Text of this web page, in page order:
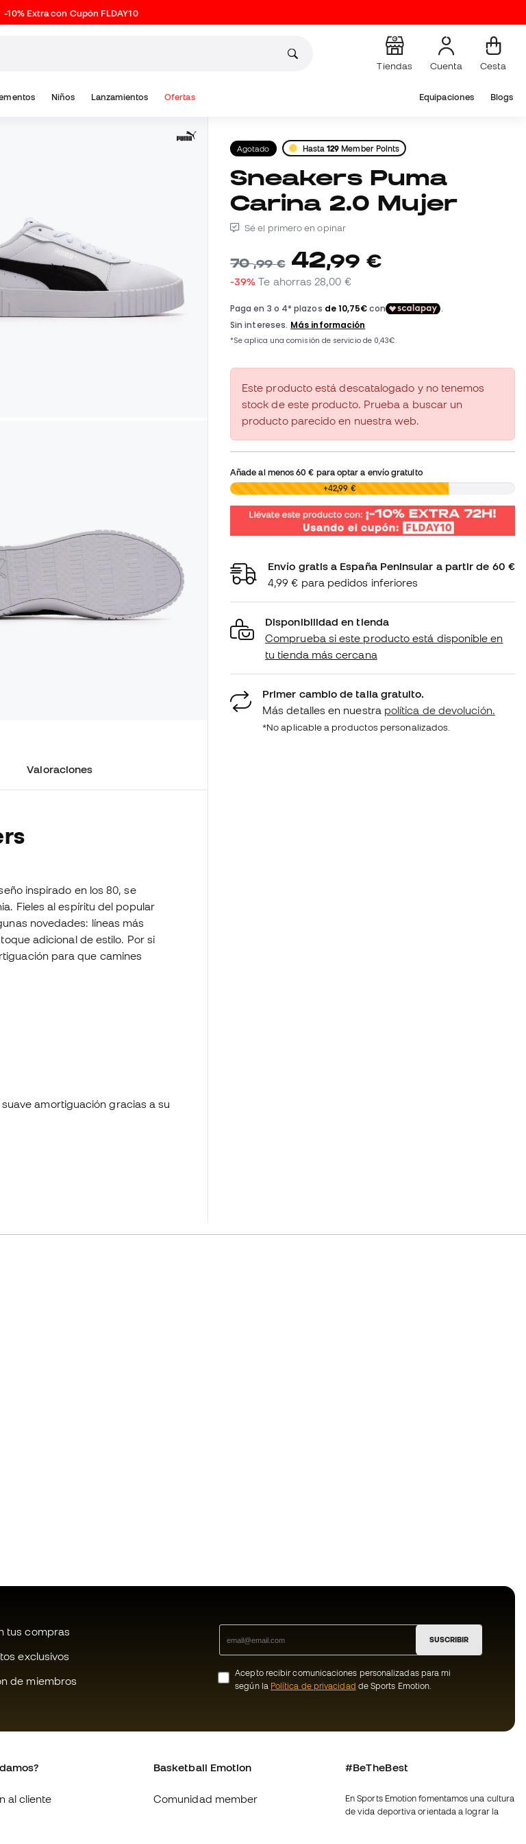
-10% Extra con Cupón FLDAY10
Tiendas Cuenta Cesta
Niños Lanzamientos Ofertas Equipaciones Blogs
Valoraciones
inspirado en los 80, se
Fieles al espíritu del popular
novedades: líneas más
adicional de estilo. Por si
para que camines
amortiguación gracias a su
Agotado Hasta129 Member Points
Sneakers Puma
Carina 2.0 Mujer
Sé el primero en opinar
70,99 € 42,99 €
-39% Te ahorras 28,00 €
Este producto está descatalogado y no tenemos
stock de este producto. Prueba a buscar un
producto parecido en nuestra web.
Añade al menos60 € para optar a envío gratuito
0,00 € +42,99 €
Envío gratis a España Peninsular a partir de 60 €
4,99 € para pedidos inferiores
Disponibilidad en tienda
Comprueba si este producto está disponible en
tu tienda más cercana
Primer cambio de talla gratuito.
Más detalles en nuestra política de devolución.
*No aplicable a productos personalizados.
tus compras
exclusivos
de miembros
SUSCRIBIR
Acepto recibir comunicaciones personalizadas para mi
según la Política de privacidad de Sports Emotion.
al cliente
Basketball Emotion
Comunidad member
#BeTheBest
En Sports Emotion fomentamos una cultura
de vida deportiva orientada a lograr la